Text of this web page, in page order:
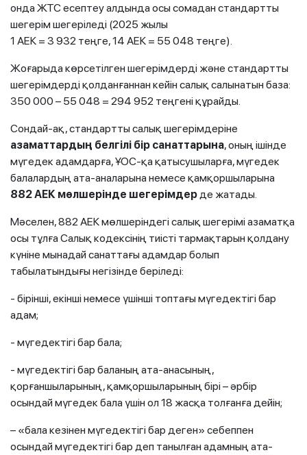
онда ЖТС есептеу алдында осы сомадан стандартты
шегерім шегеріледі (2025 жылы
1 АЕК = 3 932 теңге, 14 АЕК = 55 048 теңге).
Жоғарыда көрсетілген шегерімдерді және стандартты
шегерімдерді қолданғаннан кейін салық салынатын база:
350 000 – 55 048 = 294 952 теңгені құрайды.
Сондай-ақ, стандартты салық шегерімдеріне
азаматтардың белгілі бір санаттарына, оның ішінде
мүгедек адамдарға, ҰОС-қа қатысушыларға, мүгедек
балалардың ата-аналарына немесе қамқоршыларына
882 АЕК мөлшерінде шегерімдерде жатады.
Мәселен, 882 АЕК мөлшеріндегі салық шегерімі азаматқа
осы тұлға Салық кодексінің тиісті тармақтарын қолдану
күніне мынадай санаттағы адамдар болып
табылатындығы негізінде беріледі:
- бірінші, екінші немесе үшінші топтағы мүгедектігі бар
адам;
- мүгедектігі бар бала;
- мүгедектігі бар баланың ата-анасының,
қорғаншыларының, қамқоршыларының бірі – әрбір
осындай мүгедек бала үшін ол 18 жасқа толғанға дейін;
– «бала кезінен мүгедектігі бар деген» себеппен
осындай мүгедектігі бар деп танылған адамның ата-